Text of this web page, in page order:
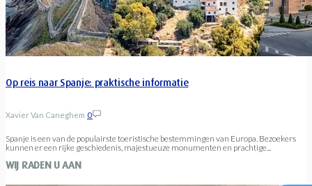
Op reis naar Spanje: praktische informatie
Xavier Van Caneghem 0
Spanje is een van de populairste toeristische bestemmingen van Europa. Bezoekers
kunnen er een rijke geschiedenis, majestueuze monumenten en prachtige...
WIJ RADEN U AAN